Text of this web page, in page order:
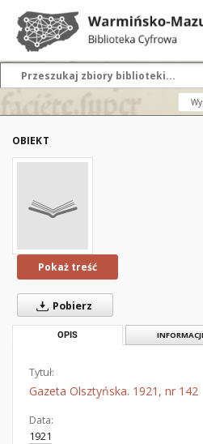
OBIEKT
Pokaż treść
Pobierz
OPIS
Tytuł:
Gazeta Olsztyńska. 1921, nr 142
Data:
1921